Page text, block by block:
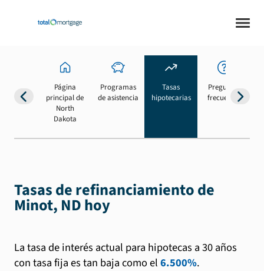
Página
principal de
North
Dakota
Programas
de asistencia
Tasas
hipotecarias
Preguntas
frecuentes
Tasas de refinanciamiento de
Minot, ND hoy
La tasa de interés actual para hipotecas a 30 años
con tasa fija es tan baja como el6.500%.